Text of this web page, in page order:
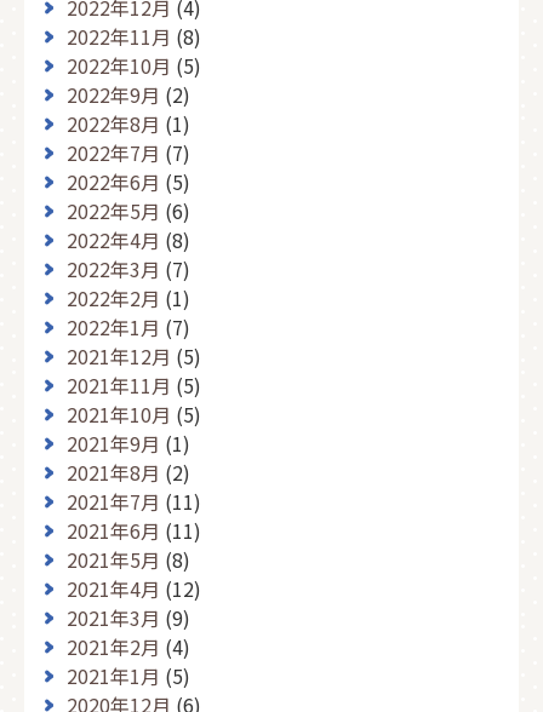
2022年12月 (4)
2022年11月 (8)
2022年10月 (5)
2022年9月 (2)
2022年8月 (1)
2022年7月 (7)
2022年6月 (5)
2022年5月 (6)
2022年4月 (8)
2022年3月 (7)
2022年2月 (1)
2022年1月 (7)
2021年12月 (5)
2021年11月 (5)
2021年10月 (5)
2021年9月 (1)
2021年8月 (2)
2021年7月 (11)
2021年6月 (11)
2021年5月 (8)
2021年4月 (12)
2021年3月 (9)
2021年2月 (4)
2021年1月 (5)
2020年12月 (6)